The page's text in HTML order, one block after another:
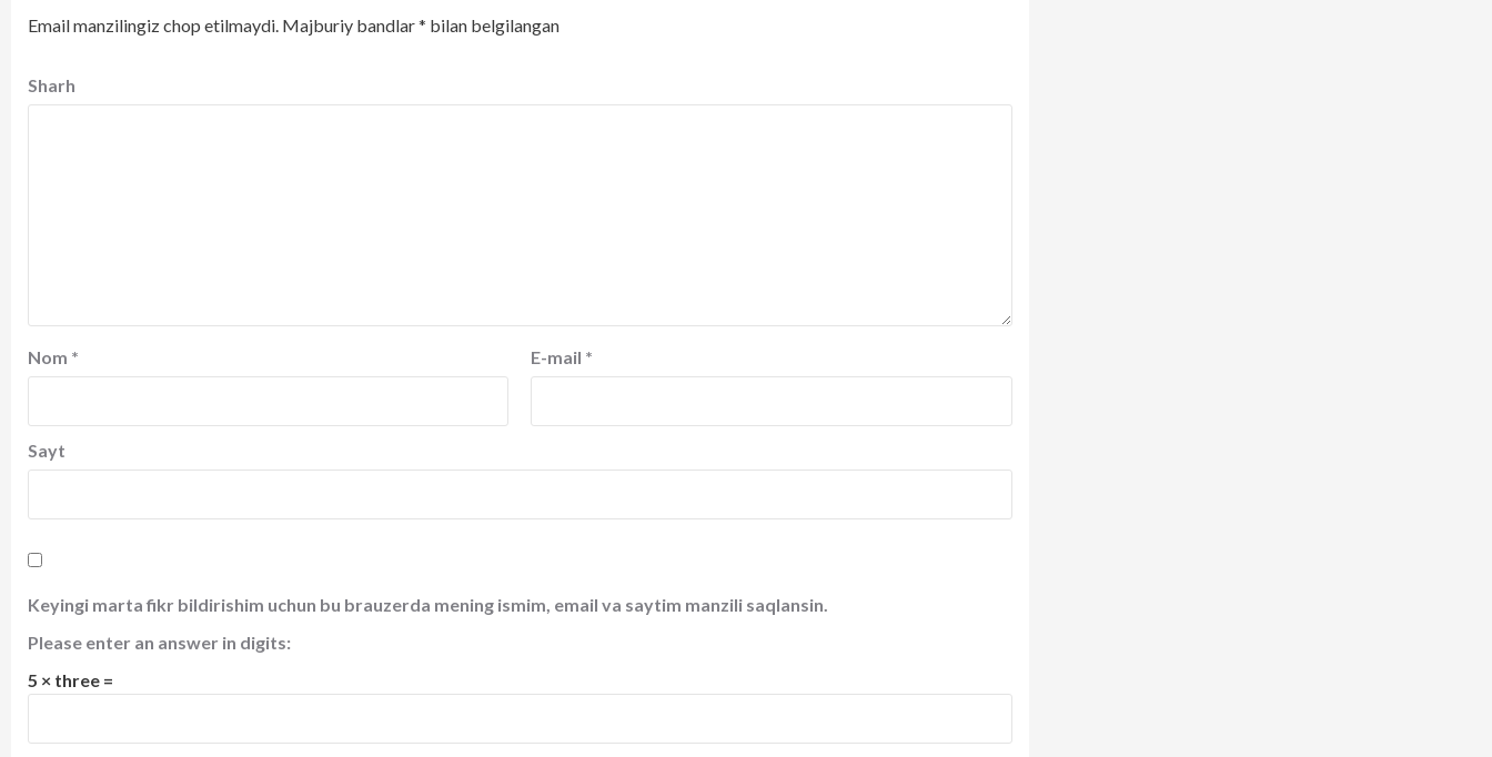
Email manzilingiz chop etilmaydi. Majburiy bandlar* bilan belgilangan
Sharh
Nom * E-mail *
Sayt
Keyingi marta fikr bildirishim uchun bu brauzerda mening ismim, email va saytim manzili saqlansin.
Please enter an answer in digits:
5 × three =